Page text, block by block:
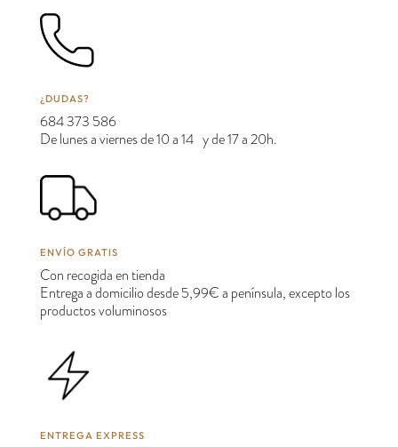
¿DUDAS?
684 373 586
De lunes a viernes de 10 a 14 y de 17 a 20h.
ENVÍO GRATIS
Con recogida en tienda
Entrega a domicilio desde 5,99€ a península, excepto los
productos voluminosos
ENTREGA EXPRESS